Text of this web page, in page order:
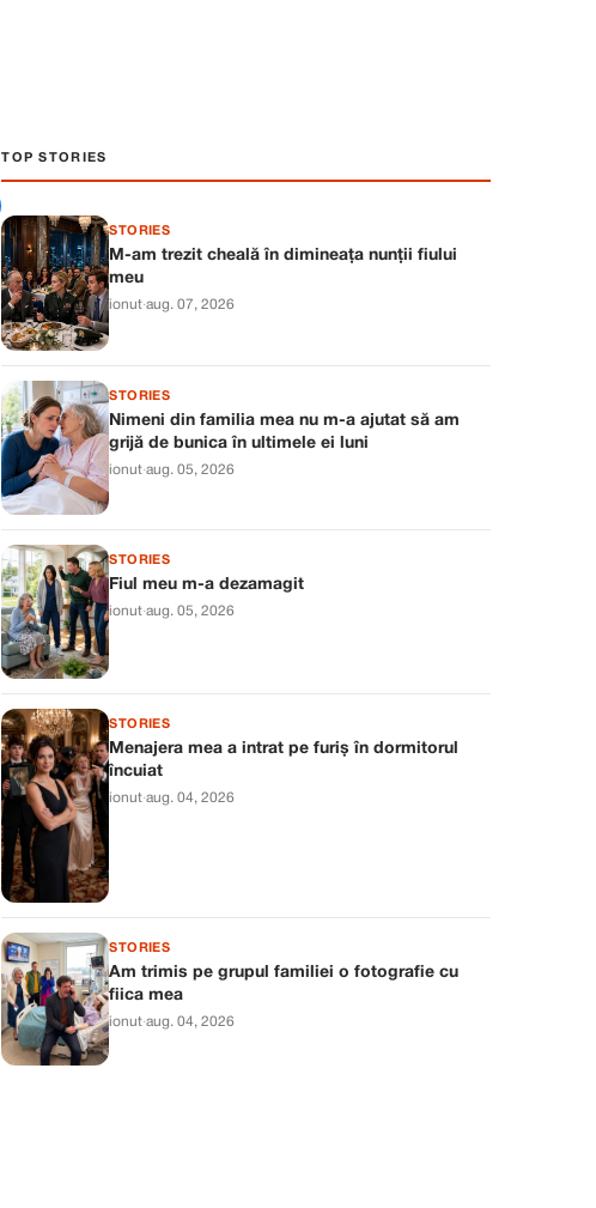
TOP STORIES
STORIES
M-am trezit cheală în dimineața nunții fiului
meu
ionut·aug. 07, 2026
STORIES
Nimeni din familia mea nu m-a ajutat să am
grijă de bunica în ultimele ei luni
ionut·aug. 05, 2026
STORIES
Fiul meu m-a dezamagit
ionut·aug. 05, 2026
STORIES
Menajera mea a intrat pe furiș în dormitorul
încuiat
ionut·aug. 04, 2026
STORIES
Am trimis pe grupul familiei o fotografie cu
fiica mea
ionut·aug. 04, 2026